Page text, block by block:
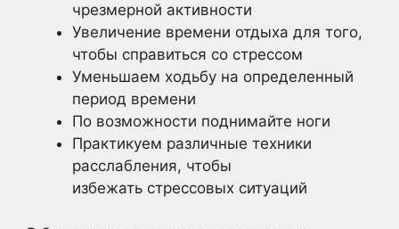
чрезмерной активности
Увеличение времени отдыха для того,
чтобы справиться со стрессом
Уменьшаем ходьбу на определенный
период времени
По возможности поднимайте ноги
Практикуем различные техники
расслабления, чтобы
избежать стрессовых ситуаций